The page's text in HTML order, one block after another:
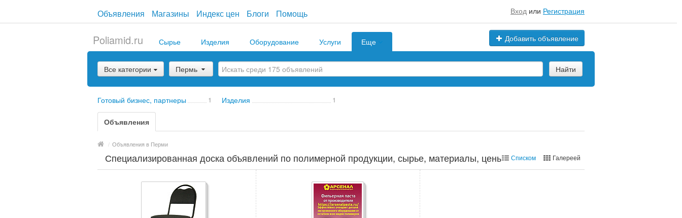
Объявления Магазины Индекс цен Блоги Помощь Вход или Регистрация
Добавить объявление
Poliamid.ru Сырье Изделия Оборудование Услуги Еще
Все категории Пермь Найти
Готовый бизнес, партнеры 1 Изделия 1
Объявления
/ Объявления в Перми
Специализированная доска объявлений по полимерной продукции, сырье, материалы, цены, марки
Списком Галереей